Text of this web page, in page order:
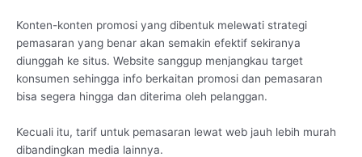
Konten-konten promosi yang dibentuk melewati strategi
pemasaran yang benar akan semakin efektif sekiranya
diunggah ke situs. Website sanggup menjangkau target
konsumen sehingga info berkaitan promosi dan pemasaran
bisa segera hingga dan diterima oleh pelanggan.
Kecuali itu, tarif untuk pemasaran lewat web jauh lebih murah
dibandingkan media lainnya.